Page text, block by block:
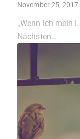
November 25, 2017
„Wenn ich mein
Nächsten…